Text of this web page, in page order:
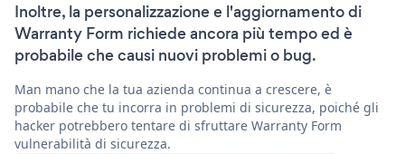
Inoltre, la personalizzazione e l'aggiornamento di
Warranty Form richiede ancora più tempo ed è
probabile che causi nuovi problemi o bug.
Man mano che la tua azienda continua a crescere, è
probabile che tu incorra in problemi di sicurezza, poiché gli
hacker potrebbero tentare di sfruttare Warranty Form
vulnerabilità di sicurezza.